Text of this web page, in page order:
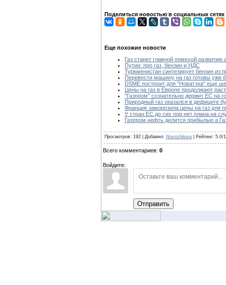
Поделиться новостью в социальных сетях
Еще похожие новости
Газ станет главной помехой развитию
Путин: про газ, бензин и НДС
Туркменистан синтезирует бензин из
Перевести машину на газ готовы уже
DSME построит для "Новатэка" еще
Цены на газ в Европе продолжают
"Газпром" сознательно держит ЕС на
Природный газ оказался в дефиците
Франция заморозила цены на газ для
У стран ЕС до сих пор нет плана на
Газпром нефть делится прибылью а
Просмотров: 192 | Добавил: Novozhilova | Рейтинг: 5.0/
Всего комментариев: 0
Войдите:
Отправить